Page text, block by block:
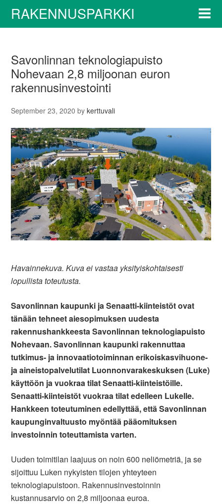
RAKENNUSPARKKI
Savonlinnan teknologiapuisto
Nohevaan 2,8 miljoonan euron
rakennusinvestointi
September 23, 2020 bykerttuvali
Havainnekuva. Kuva ei vastaa yksityiskohtaisesti
lopullista toteutusta.
Savonlinnan kaupunki ja Senaatti-kiinteistöt ovat
tänään tehneet aiesopimuksen uudesta
rakennushankkeesta Savonlinnan teknologiapuisto
Nohevaan. Savonlinnan kaupunki rakennuttaa
tutkimus- ja innovaatiotoiminnan erikoiskasvihuone-
ja aineistopalvelutilat Luonnonvarakeskuksen (Luke)
käyttöön ja vuokraa tilat Senaatti-kiinteistöille.
Senaatti-kiinteistöt vuokraa tilat edelleen Lukelle.
Hankkeen toteutuminen edellyttää, että Savonlinnan
kaupunginvaltuusto myöntää pääomituksen
investoinnin toteuttamista varten.
Uuden toimitilan laajuus on noin 600 neliömetriä, ja se
sijoittuu Luken nykyisten tilojen yhteyteen
teknologiapuistoon. Rakennusinvestoinnin
kustannusarvio on 2,8 miljoonaa euroa.